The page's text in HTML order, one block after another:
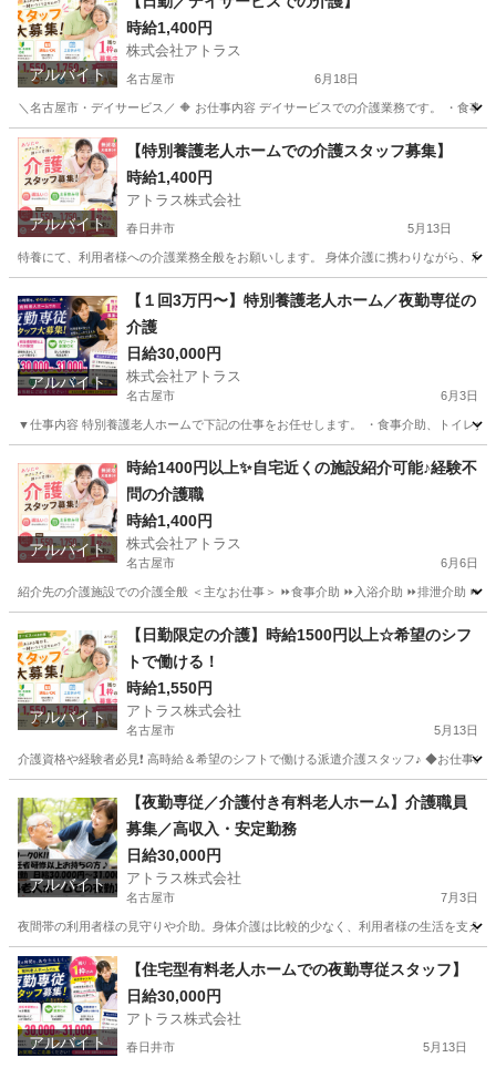
アルバイト
時給1,400円
株式会社アトラス
名古屋市 6月18日
＼名古屋市・デイサービス／ 🔶 お仕事内容 デイサービスでの介護業務です。 ・食事
愛知 名古屋市 介護士 時給
アルバイト
【特別養護老人ホームでの介護スタッフ募集】
時給1,400円
アトラス株式会社
春日井市 5月13日
特養にて、利用者様への介護業務全般をお願いします。 身体介護に携わりながら、
介護 特別養護老人ホーム
アルバイト
【１回3万円〜】特別養護老人ホーム／夜勤専従の
介護
日給30,000円
株式会社アトラス
名古屋市 6月3日
▼仕事内容 特別養護老人ホームで下記の仕事をお任せします。 ・食事介助、トイレ
介護士 特別養護老人ホーム
アルバイト
時給1400円以上✨自宅近くの施設紹介可能♪経験不
問の介護職
時給1,400円
株式会社アトラス
名古屋市 6月6日
紹介先の介護施設での介護全般 ＜主なお仕事＞ ⏩食事介助 ⏩入浴介助 ⏩排泄介助
介護士
アルバイト
【日勤限定の介護】時給1500円以上☆希望のシフ
トで働ける！
時給1,550円
アトラス株式会社
名古屋市 5月13日
介護資格や経験者必見❗️ 高時給＆希望のシフトで働ける派遣介護スタッフ♪ ◆お仕事
介護士 時給
アルバイト
【夜勤専従／介護付き有料老人ホーム】介護職員
募集／高収入・安定勤務
日給30,000円
アトラス株式会社
名古屋市 7月3日
夜間帯の利用者様の見守りや介助。身体介護は比較的少なく、利用者様の生活を支え
愛知 名古屋市 介護 愛知 蒲郡市 介護 介助
アルバイト
【住宅型有料老人ホームでの夜勤専従スタッフ】
日給30,000円
アトラス株式会社
春日井市 5月13日